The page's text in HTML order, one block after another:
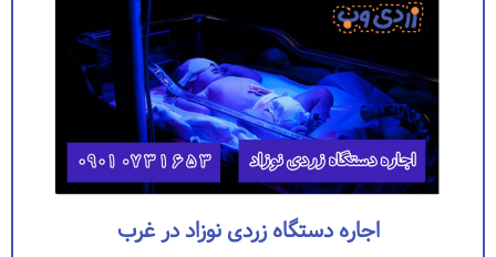
اجاره دستگاه زردی نوزاد در غرب